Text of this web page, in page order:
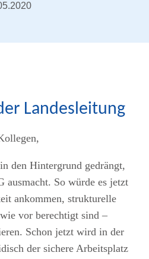
Landesleitung
den Hintergrund gedrängt,
ausmacht. So würde es jetzt
ankommen, strukturelle
vor berechtigt sind –
Schon jetzt wird in der
der sichere Arbeitsplatz